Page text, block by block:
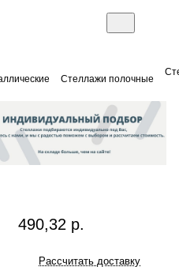
Стеллажи полочные
490,32 р.
Рассчитать доставку